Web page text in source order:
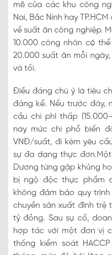
mẽ của các khu công
Nai, Bắc Ninh hay
về suất ăn công nghiệp.
10.000 công nhân có
20.000 suất ăn mỗi
và tối.
Điều đáng chú ý là tiêu
đáng kể. Nếu trước đây,
cầu chi phí thấp
nay mức chi phổ biến
VNĐ/suất, đi kèm yêu
sự đa dạng thực
Dương từng gặp khủng
bị ngộ độc thực phẩm
không đảm bảo quy
chuyền sản xuất đình trệ
tỷ đồng. Sau sự cố,
hợp tác với một đơn vị
thống kiểm soát